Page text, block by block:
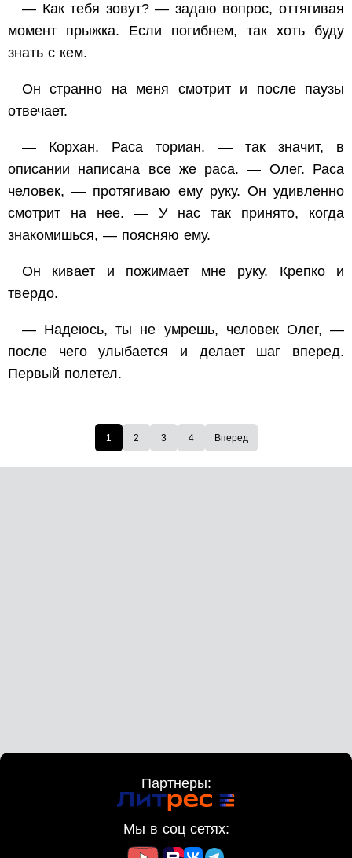
— Как тебя зовут? — задаю вопрос, оттягивая
момент прыжка. Если погибнем, так хоть буду
знать с кем.
Он странно на меня смотрит и после паузы
отвечает.
— Корхан. Раса ториан. — так значит, в
описании написана все же раса. — Олег. Раса
человек, — протягиваю ему руку. Он удивленно
смотрит на нее. — У нас так принято, когда
знакомишься, — поясняю ему.
Он кивает и пожимает мне руку. Крепко и
твердо.
— Надеюсь, ты не умрешь, человек Олег, —
после чего улыбается и делает шаг вперед.
Первый полетел.
1 2 3 4 Вперед
Партнеры:
Мы в соц сетях: